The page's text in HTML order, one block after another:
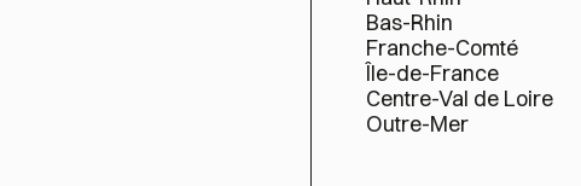
Bas-Rhin
Franche-Comté
Île-de-France
Centre-Val de Loire
Outre-Mer